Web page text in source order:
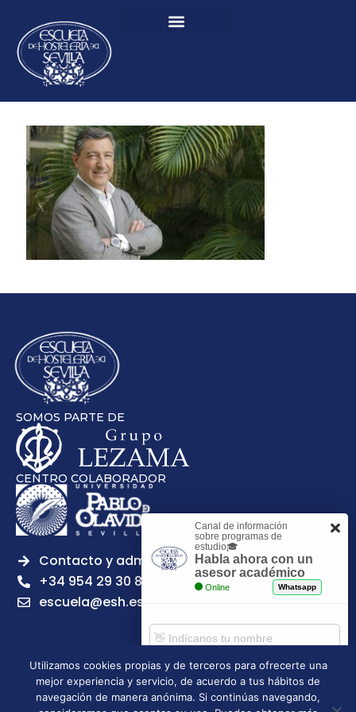
SOMOS PARTE DE
CENTRO COLABORADOR
Contacto y admisiones
+34 954 29 30 81
escuela@esh.es
Aviso legal Política de Privacidad
Política de Cookies
Utilizamos cookies propias y de terceros para ofrecerte una
mejor experiencia y servicio, de acuerdo a tus hábitos de
navegación de manera anónima. Si continúas navegando,
Canal de información
sobre programas de
estudio🎓
Habla ahora con un
asesor académico
Online Whatsapp
Comenzar chat